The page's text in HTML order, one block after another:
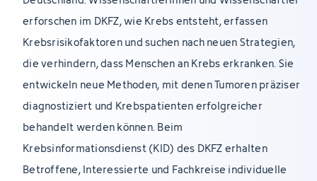
erforschen im DKFZ, wie Krebs entsteht, erfassen
Krebsrisikofaktoren und suchen nach neuen Strategien,
die verhindern, dass Menschen an Krebs erkranken. Sie
entwickeln neue Methoden, mit denen Tumoren präziser
diagnostiziert und Krebspatienten erfolgreicher
behandelt werden können. Beim
Krebsinformationsdienst (KID) des DKFZ erhalten
Betroffene, Interessierte und Fachkreise individuelle